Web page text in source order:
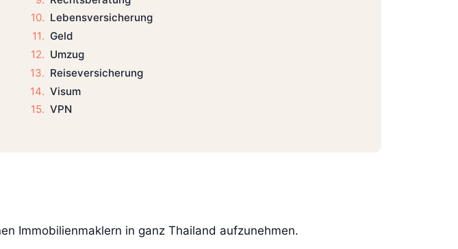
Lebensversicherung
Geld
Umzug
Reiseversicherung
Visum
VPN
Immobilienmaklern in ganz Thailand aufzunehmen.